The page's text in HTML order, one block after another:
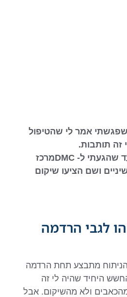
שפגשתי אמר לי שהטיפול
זה תותבות.
כבר התייאשתי, עד שהגעתי ל- DMCמרכז
ושם הציעו שיקום
לגבי הרדמה
מתבצע תחת הרדמה
היחיד שהיה לי זה
ולא מהשיקום. אבל